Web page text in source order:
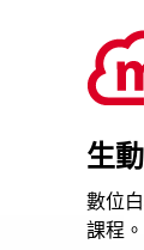
生
數位
課程。